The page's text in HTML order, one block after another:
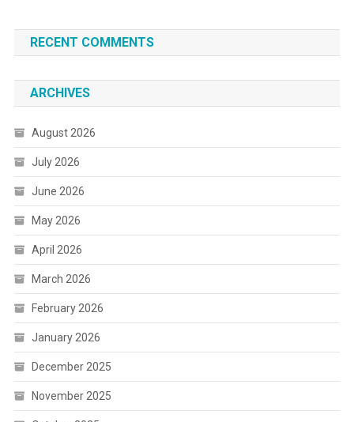
RECENT COMMENTS
ARCHIVES
August 2026
July 2026
June 2026
May 2026
April 2026
March 2026
February 2026
January 2026
December 2025
November 2025